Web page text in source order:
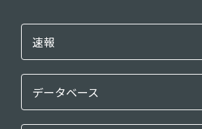
速報
データベース